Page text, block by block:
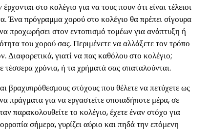
στο κολέγιο για να τους πουν ότι είναι τέλειοι
Ένα πρόγραμμα χορού στο κολέγιο θα πρέπει σίγουρα
προχωρήσει στον εντοπισμό τομέων για ανάπτυξη ή
του χορού σας. Περιμένετε να αλλάξετε τον τρόπο
Διαφορετικά, γιατί να πας καθόλου στο κολέγιο;
τέσσερα χρόνια, ή τα χρήματά σας σπαταλούνται.
βραχυπρόθεσμους στόχους που θέλετε να πετύχετε ως
πράγματα για να εργαστείτε οποιαδήποτε μέρα, σε
παρακολουθείτε το κολέγιο, έχετε έναν στόχο για
σήμερα, γυρίζει αύριο και πηδά την επόμενη